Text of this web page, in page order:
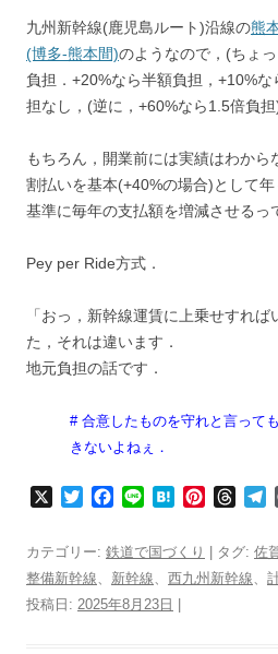
九州新幹線(鹿児島ルート)沿線の熊
(博多‐熊本間)のようなので，(ちょ
負担．+20%なら半額負担，+10%
担なし，(逆に，+60%なら1.5倍負担
もちろん，開業前には実績はわか
割払いを基本(+40%の場合)として
基準に毎年の支払額を増減させるっ
Pey per Ride方式．
「おっ，新幹線運賃に上乗せすれ
た，それは違います．
地元負担の話です．
# 合意したものを守れと言って
きないよねぇ．
t
e
c
e
b
o
e
H
e
n
e
e
a
e
g
カテゴリー: 鉄道で国づくり | タグ: 佐
整備新幹線、 新幹線、 西九州新幹線、
投稿日: 2025年8月23日